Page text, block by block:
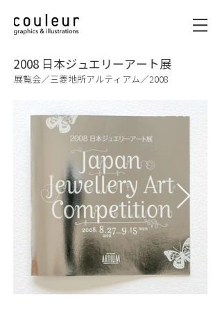
2008 日本ジュエリーアート展
展覧会／三菱地所アルティアム／2008
graphics &